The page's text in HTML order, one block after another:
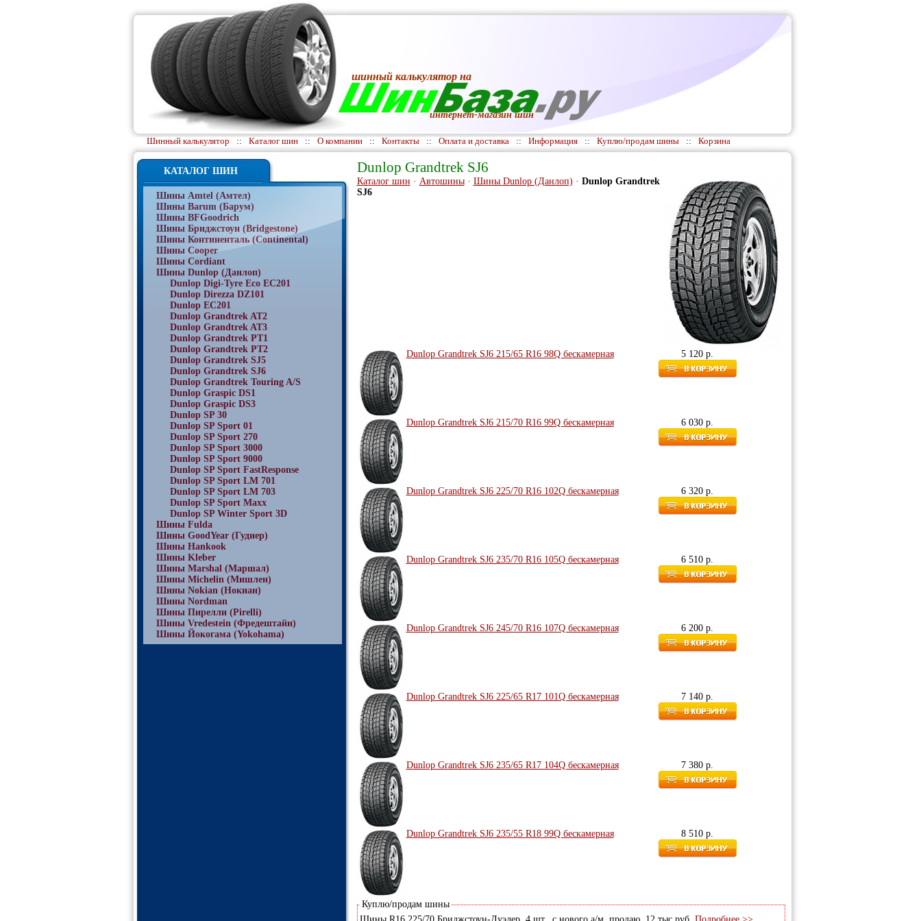
шинный калькуляторна
интернет-магазин шин
Шинный калькулятор :: Каталог шин :: О компании :: Контакты :: Оплата и доставка :: Информация :: Куплю/продам шины :: Корзина
КАТАЛОГ ШИН
Шины Amtel (Амтел)
Шины Barum (Барум)
Шины BFGoodrich
Шины Бриджстоун (Bridgestone)
Шины Континенталь (Continental)
Шины Cooper
Шины Cordiant
Шины Dunlop (Данлоп)
Dunlop Digi-Tyre Eco EC201
Dunlop Direzza DZ101
Dunlop EC201
Dunlop Grandtrek AT2
Dunlop Grandtrek AT3
Dunlop Grandtrek PT1
Dunlop Grandtrek PT2
Dunlop Grandtrek SJ5
Dunlop Grandtrek SJ6
Dunlop Grandtrek Touring A/S
Dunlop Graspic DS1
Dunlop Graspic DS3
Dunlop SP 30
Dunlop SP Sport 01
Dunlop SP Sport 270
Dunlop SP Sport 3000
Dunlop SP Sport 9000
Dunlop SP Sport FastResponse
Dunlop SP Sport LM 701
Dunlop SP Sport LM 703
Dunlop SP Sport Maxx
Dunlop SP Winter Sport 3D
Шины Fulda
Шины GoodYear (Гудиер)
Шины Hankook
Шины Kleber
Шины Marshal (Маршал)
Шины Michelin (Мишлен)
Шины Nokian (Нокиан)
Шины Nordman
Шины Пирелли (Pirelli)
Шины Vredestein (Фредештайн)
Шины Йокогама (Yokohama)
Dunlop Grandtrek SJ6
Каталог шин · Автошины· Шины Dunlop (Данлоп) · Dunlop Grandtrek
SJ6
Dunlop Grandtrek SJ6 215/65 R16 98Q бескамерная 5 120 р.
Dunlop Grandtrek SJ6 215/70 R16 99Q бескамерная 6 030 р.
Dunlop Grandtrek SJ6 225/70 R16 102Q бескамерная 6 320 р.
Dunlop Grandtrek SJ6 235/70 R16 105Q бескамерная 6 510 р.
Dunlop Grandtrek SJ6 245/70 R16 107Q бескамерная 6 200 р.
Dunlop Grandtrek SJ6 225/65 R17 101Q бескамерная 7 140 р.
Dunlop Grandtrek SJ6 235/65 R17 104Q бескамерная 7 380 р.
Dunlop Grandtrek SJ6 235/55 R18 99Q бескамерная 8 510 р.
Куплю/продам шины